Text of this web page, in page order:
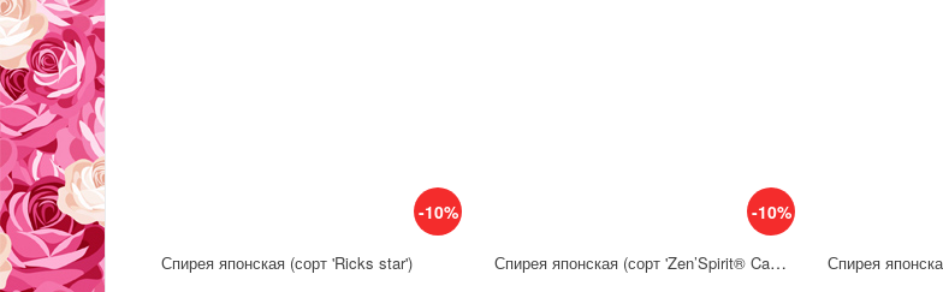
-10%
Спирея японская (сорт 'Ricks star')
-10%
Спирея японская (сорт 'Zen’Spirit® Caramel') Спирея